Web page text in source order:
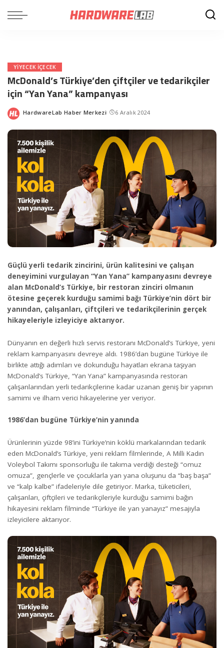
YIYECEK IÇECEK
McDonald’s Türkiye’den çiftçiler ve tedarikçiler
için “Yan Yana” kampanyası
Posted
HardwareLab Haber Merkezi 6 Aralık 2024
Güçlü yerli tedarik zincirini, ürün kalitesini ve çalışan
deneyimini vurgulayan “Yan Yana” kampanyasını devreye
alan McDonald’s Türkiye, bir restoran zinciri olmanın
ötesine geçerek kurduğu samimi bağı Türkiye’nin dört bir
yanından, çalışanları, çiftçileri ve tedarikçilerinin gerçek
hikayeleriyle izleyiciye aktarıyor.
Dünyanın en değerli hızlı servis restoranı McDonald’s Türkiye, yeni
reklam kampanyasını devreye aldı. 1986’dan bugüne Türkiye ile
birlikte attığı adımları ve dokunduğu hayatları ekrana taşıyan
McDonald’s Türkiye, “Yan Yana” kampanyasında restoran
çalışanlarından yerli tedarikçilerine kadar uzanan geniş bir yapının
samimi ve ilham verici hikayelerine yer veriyor.
1986’dan bugüne Türkiye’nin yanında
Ürünlerinin yüzde 98’ini Türkiye’nin köklü markalarından tedarik
eden McDonald’s Türkiye, yeni reklam filmlerinde, A Milli Kadın
Voleybol Takımı sponsorluğu ile takıma verdiği desteği “omuz
omuza”, gençlerle ve çocuklarla yan yana oluşunu da “baş başa”
ve “kalp kalbe” ifadeleriyle dile getiriyor. Marka, tüketicileri,
çalışanları, çiftçileri ve tedarikçileriyle kurduğu samimi bağın
hikayesini reklam filminde “Türkiye ile yan yanayız” mesajıyla
izleyicilere aktarıyor.